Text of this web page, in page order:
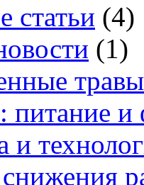
статьи (4)
(1)
питание и
и